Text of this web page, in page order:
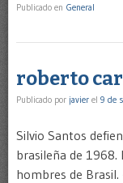
Publicado en General
roberto
Publicado por javier el 9 de
Silvio Santos
brasileña de 1968.
hombres de